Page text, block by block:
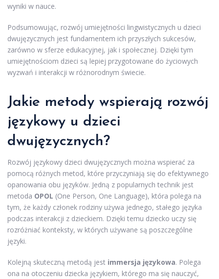
wyniki w nauce.
Podsumowując, rozwój umiejętności lingwistycznych u dzieci
dwujęzycznych jest fundamentem ich przyszłych sukcesów,
zarówno w sferze edukacyjnej, jak i społecznej. Dzięki tym
umiejętnościom dzieci są lepiej przygotowane do życiowych
wyzwań i interakcji w różnorodnym świecie.
Jakie metody wspierają rozwój
językowy u dzieci
dwujęzycznych?
Rozwój językowy dzieci dwujęzycznych można wspierać za
pomocą różnych metod, które przyczyniają się do efektywnego
opanowania obu języków. Jedną z popularnych technik jest
metoda OPOL (One Person, One Language), która polega na
tym, że każdy członek rodziny używa jednego, stałego języka
podczas interakcji z dzieckiem. Dzięki temu dziecko uczy się
rozróżniać konteksty, w których używane są poszczególne
języki.
Kolejną skuteczną metodą jest immersja językowa. Polega
ona na otoczeniu dziecka językiem, którego ma się nauczyć,